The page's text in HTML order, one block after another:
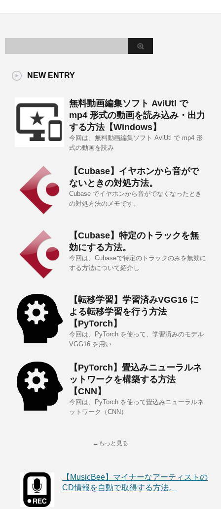
NEW ENTRY
無料動画編集ソフト AviUtl で
mp4 形式の動画を読み込み・出力
する方法【Windows】
今回は、無料動画編集ソフト AviUtl で mp4 形
式の動画を読み
【Cubase】イヤホンから音がで
ないときの対処方法。
Cubase でイヤホンから音がでなくなったとき
の対処方法のメモです。
【Cubase】特定のトラックを無
効にする方法。
今回は、Cubaseで特定のトラックのみを無効に
する方法について紹介し
【転移学習】学習済みVGG16 に
よる転移学習を行う方法
【PyTorch】
今回は、PyTorch を使って、学習済みのモデル
VGG16 を用い
【PyTorch】畳込みニューラルネ
ットワークを構築する方法
【CNN】
今回は、PyTorch を使って畳込みニューラルネ
ットワーク（CNN）
→もっと見る
【MusicBee】マイナーなアーティストの
CD情報を自動で取得する方法。